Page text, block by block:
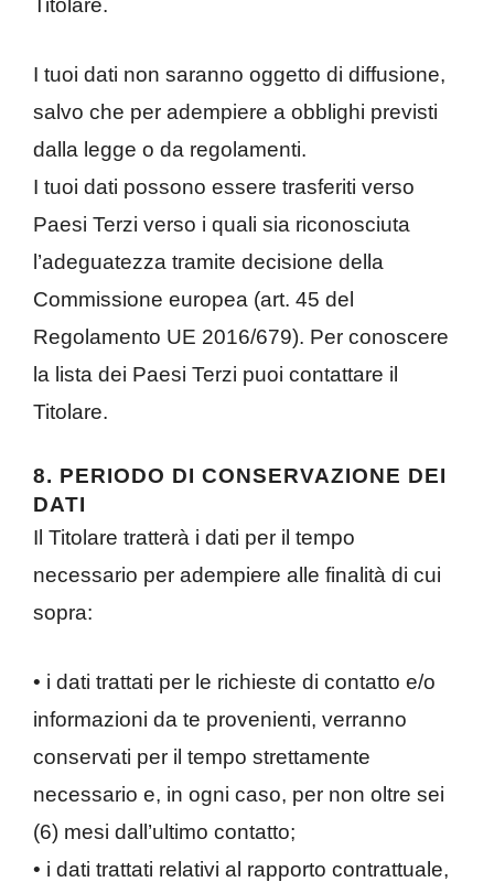
Titolare.
I tuoi dati non saranno oggetto di diffusione,
salvo che per adempiere a obblighi previsti
dalla legge o da regolamenti.
I tuoi dati possono essere trasferiti verso
Paesi Terzi verso i quali sia riconosciuta
l’adeguatezza tramite decisione della
Commissione europea (art. 45 del
Regolamento UE 2016/679). Per conoscere
la lista dei Paesi Terzi puoi contattare il
Titolare.
8. PERIODO DI CONSERVAZIONE DEI
DATI
Il Titolare tratterà i dati per il tempo
necessario per adempiere alle finalità di cui
sopra:
• i dati trattati per le richieste di contatto e/o
informazioni da te provenienti, verranno
conservati per il tempo strettamente
necessario e, in ogni caso, per non oltre sei
(6) mesi dall’ultimo contatto;
• i dati trattati relativi al rapporto contrattuale,